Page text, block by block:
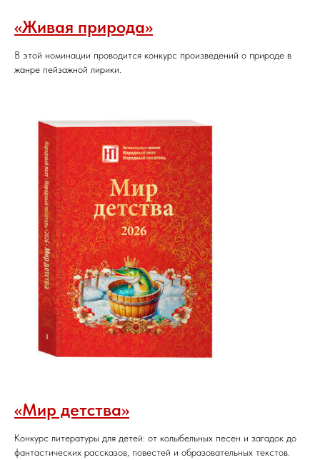
«Живая природа»
В этой номинации проводится конкурс произведений о природе в
жанре пейзажной лирики.
«Мир детства»
Конкурс литературы для детей: от колыбельных песен и загадок до
фантастических рассказов, повестей и образовательных текстов.